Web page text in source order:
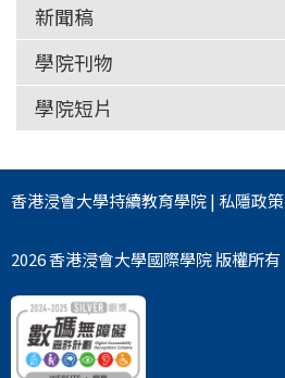
新聞稿
學院刊物
學院短片
香港浸會大學持續教育學院| 私隱政策
2026 香港浸會大學國際學院 版權所有